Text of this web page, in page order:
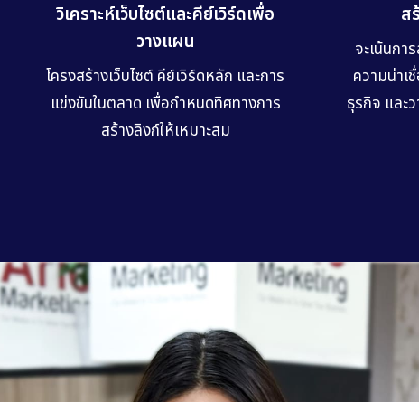
วิเคราะห์เว็บไซต์และคีย์เวิร์ดเพื่อ
วางแผน
โครงสร้างเว็บไซต์ คีย์เวิร์ดหลัก และการ
แข่งขันในตลาด เพื่อกำหนดทิศทางการ
สร้างลิงก์ให้เหมาะสม
ส
จะเน้นกา
ความน่าเ
ธุรกิจ และ